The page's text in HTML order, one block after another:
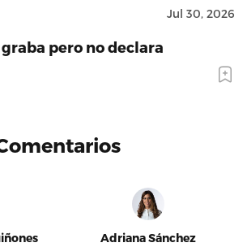
Jul 30, 2026
pero no declara
Adriana Sánchez